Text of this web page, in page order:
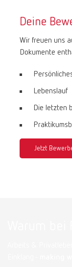
Deine
Wir freuen uns
Dokumente
Lebenslauf
Die letzten
Jetzt